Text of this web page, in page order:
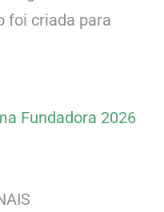
foi criada para
Fundadora 2026